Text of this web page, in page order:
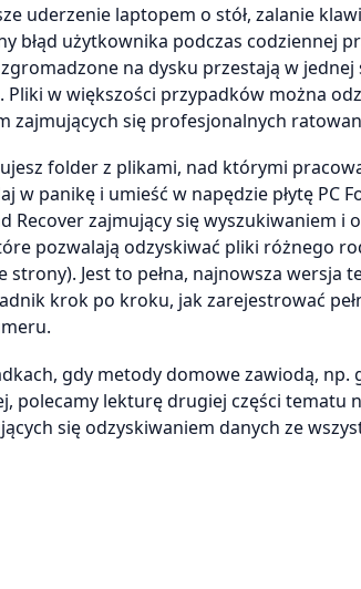
uderzenie laptopem o stół, zalanie
błąd użytkownika podczas codziennej
na dysku przestają w
Pliki w większości przypadków można
zajmujących się profesjonalnych
folder z plikami, nad którymi
w panikę i umieść w napędzie płytę PC
Recover zajmujący się wyszukiwaniem
pozwalają odzyskiwać pliki różnego
strony). Jest to pełna, najnowsza
krok po kroku, jak zarejestrować
gdy metody domowe zawiodą, np.
polecamy lekturę drugiej części
się odzyskiwaniem danych ze